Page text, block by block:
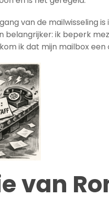
van de mailwisseling
belangrijker: ik beperk
ik dat mijn mailbox
van